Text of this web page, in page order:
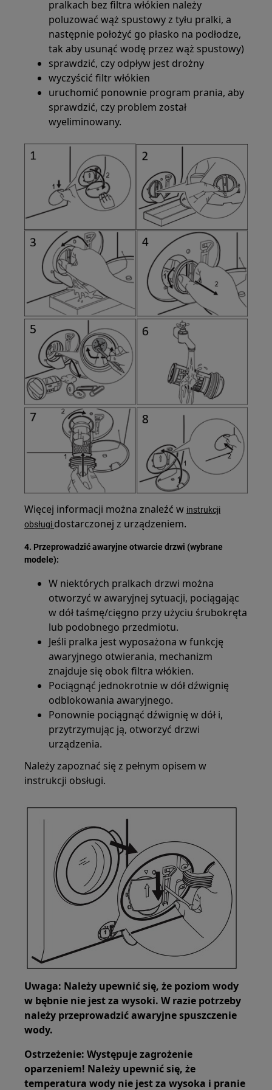
pralkach bez filtra włókien należy
poluzować wąż spustowy z tyłu pralki, a
następnie położyć go płasko na podłodze,
tak aby usunąć wodę przez wąż spustowy)
sprawdzić, czy odpływ jest drożny
wyczyścić filtr włókien
uruchomić ponownie program prania, aby
sprawdzić, czy problem został
wyeliminowany.
Więcej informacji można znaleźć w instrukcji
obsługi dostarczonej z urządzeniem.
4. Przeprowadzić awaryjne otwarcie drzwi (wybrane
modele):
W niektórych pralkach drzwi można
otworzyć w awaryjnej sytuacji, pociągając
w dół taśmę/cięgno przy użyciu śrubokręta
lub podobnego przedmiotu.
Jeśli pralka jest wyposażona w funkcję
awaryjnego otwierania, mechanizm
znajduje się obok filtra włókien.
Pociągnąć jednokrotnie w dół dźwignię
odblokowania awaryjnego.
Ponownie pociągnąć dźwignię w dół i,
przytrzymując ją, otworzyć drzwi
urządzenia.
Należy zapoznać się z pełnym opisem w
instrukcji obsługi.
Uwaga: Należy upewnić się, że poziom wody
w bębnie nie jest za wysoki. W razie potrzeby
należy przeprowadzić awaryjne spuszczenie
wody.
Ostrzeżenie: Występuje zagrożenie
oparzeniem! Należy upewnić się, że
temperatura wody nie jest za wysoka i pranie